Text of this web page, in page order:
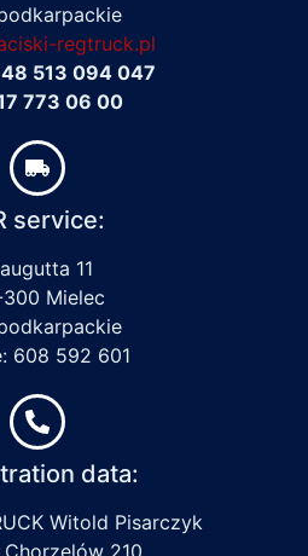
regtruck.pl
513 094 047
773 06 00
service:
11
Mielec
608 592 601
data:
Witold Pisarczyk
210